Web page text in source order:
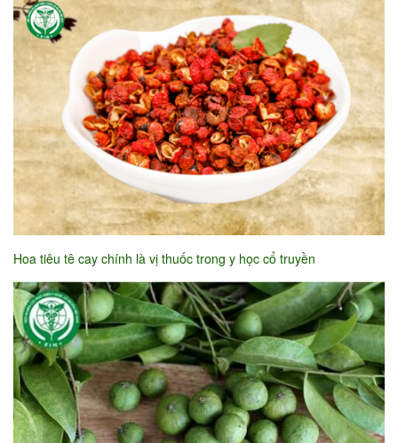
Hoa tiêu tê cay chính là vị thuốc trong y học cổ truyền